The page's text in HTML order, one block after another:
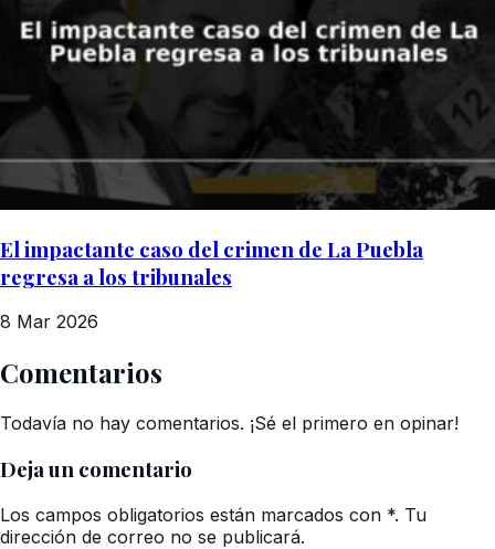
El impactante caso del crimen de La Puebla
regresa a los tribunales
8 Mar 2026
Comentarios
Todavía no hay comentarios. ¡Sé el primero en opinar!
Deja un comentario
Los campos obligatorios están marcados con *. Tu
dirección de correo no se publicará.